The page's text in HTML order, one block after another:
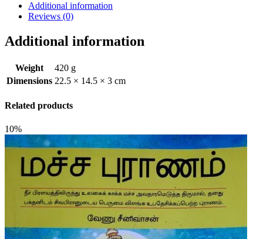
Link
Additional information
Reviews (0)
Additional information
Weight
420 g
Dimensions 22.5 × 14.5 × 3 cm
Related products
10%